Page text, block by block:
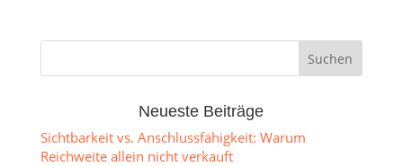
Neueste Beiträge
Sichtbarkeit vs. Anschlussfähigkeit: Warum
Reichweite allein nicht verkauft